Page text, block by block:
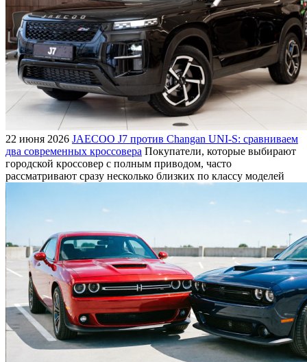
22 июня 2026 JAECOO J7 против Changan UNI-S: сравниваем
два современных кроссовера Покупатели, которые выбирают
городской кроссовер с полным приводом, часто
рассматривают сразу несколько близких по классу моделей